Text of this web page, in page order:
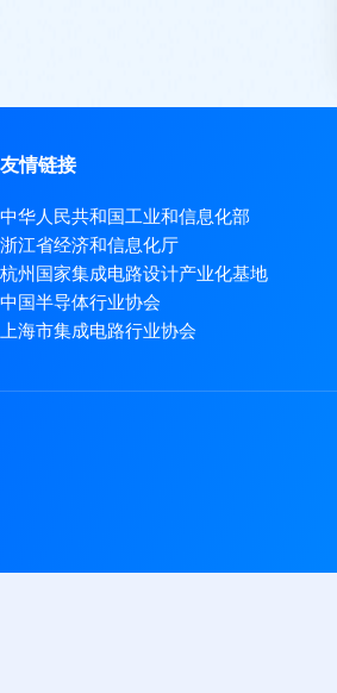
友情链接
中华人民共和国工业和信息化部
浙江省经济和信息化厅
杭州国家集成电路设计产业化基地
中国半导体行业协会
上海市集成电路行业协会